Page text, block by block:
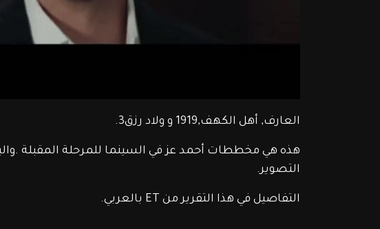
العارف, أهل الكهف,1919 و ولاد رزق3.
هذه هي مخططات أحمد عز في السينما للمرحلة المقبلة
التصوير.
التفاصيل في هذا التقرير من ET بالعربي.